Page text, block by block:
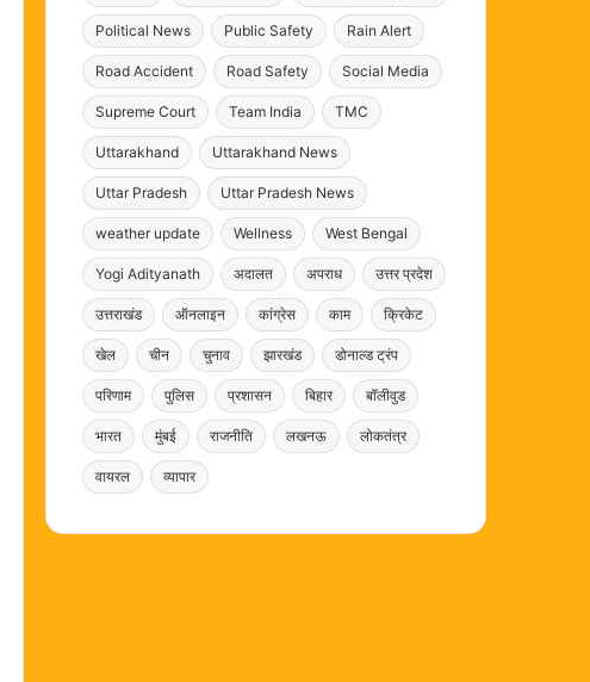
Political News Public Safety Rain Alert
Road Accident Road Safety Social Media
Supreme Court Team India TMC
Uttarakhand Uttarakhand News
Uttar Pradesh Uttar Pradesh News
weather update Wellness West Bengal
Yogi Adityanath अदालत अपराध उत्तर प्रदेश
उत्तराखंड ऑनलाइन कांग्रेस काम क्रिकेट
खेल चीन चुनाव झारखंड डोनाल्ड ट्रंप
परिणाम पुलिस प्रशासन बिहार बॉलीवुड
भारत मुंबई राजनीति लखनऊ लोकतंत्र
वायरल व्यापार